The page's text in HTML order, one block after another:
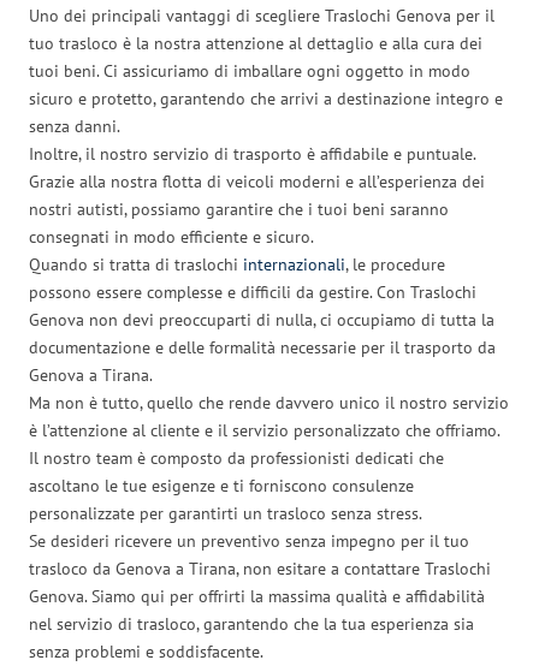
Uno dei principali vantaggi di scegliere Traslochi Genova per il
tuo trasloco è la nostra attenzione al dettaglio e alla cura dei
tuoi beni. Ci assicuriamo di imballare ogni oggetto in modo
sicuro e protetto, garantendo che arrivi a destinazione integro e
senza danni.
Inoltre, il nostro servizio di trasporto è affidabile e puntuale.
Grazie alla nostra flotta di veicoli moderni e all’esperienza dei
nostri autisti, possiamo garantire che i tuoi beni saranno
consegnati in modo efficiente e sicuro.
Quando si tratta di traslochi internazionali, le procedure
possono essere complesse e difficili da gestire. Con Traslochi
Genova non devi preoccuparti di nulla, ci occupiamo di tutta la
documentazione e delle formalità necessarie per il trasporto da
Genova a Tirana.
Ma non è tutto, quello che rende davvero unico il nostro servizio
è l’attenzione al cliente e il servizio personalizzato che offriamo.
Il nostro team è composto da professionisti dedicati che
ascoltano le tue esigenze e ti forniscono consulenze
personalizzate per garantirti un trasloco senza stress.
Se desideri ricevere un preventivo senza impegno per il tuo
trasloco da Genova a Tirana, non esitare a contattare Traslochi
Genova. Siamo qui per offrirti la massima qualità e affidabilità
nel servizio di trasloco, garantendo che la tua esperienza sia
senza problemi e soddisfacente.